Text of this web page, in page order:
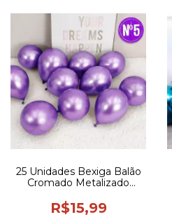
25 Unidades Bexiga Balão
Cromado Metalizado
R$15,99